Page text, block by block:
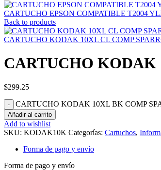
CARTUCHO EPSON COMPATIBLE T2004
Back to products
CARTUCHO KODAK 10XL CL COMP
CARTUCHO KODAK
$299.25
CARTUCHO KODAK 10XL BK COMP
Añadir al carrito
Add to wishlist
SKU: KODAK10K Categorías: Cartuchos,
Forma de pago y envío
Forma de pago y envío